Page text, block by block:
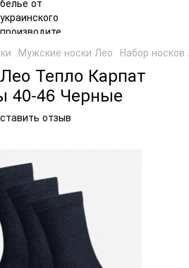
Мужские носки Лео Набор
Тепло Карпат
40-46 Черные
отзыв